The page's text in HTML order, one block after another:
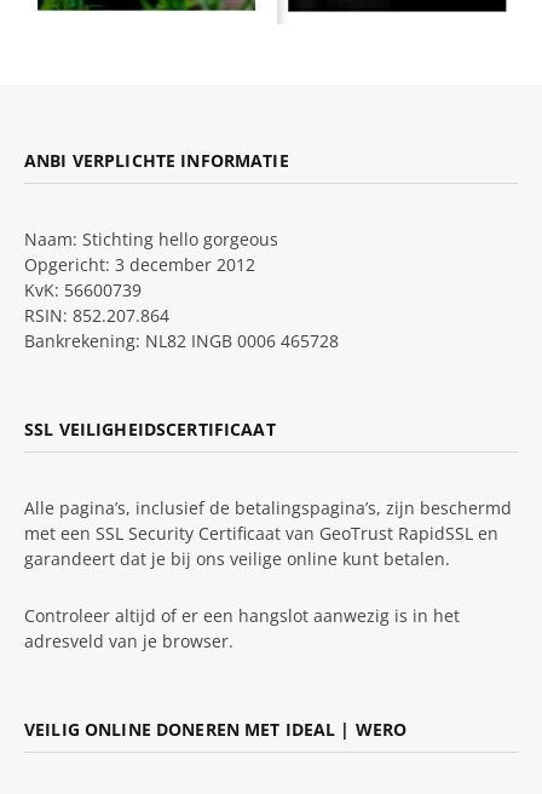
ANBI VERPLICHTE INFORMATIE
Naam: Stichting hello gorgeous
Opgericht: 3 december 2012
KvK: 56600739
RSIN: 852.207.864
Bankrekening: NL82 INGB 0006 465728
SSL VEILIGHEIDSCERTIFICAAT
Alle pagina’s, inclusief de betalingspagina’s, zijn beschermd
met een SSL Security Certificaat van GeoTrust RapidSSL en
garandeert dat je bij ons veilige online kunt betalen.
Controleer altijd of er een hangslot aanwezig is in het
adresveld van je browser.
VEILIG ONLINE DONEREN MET IDEAL | WERO